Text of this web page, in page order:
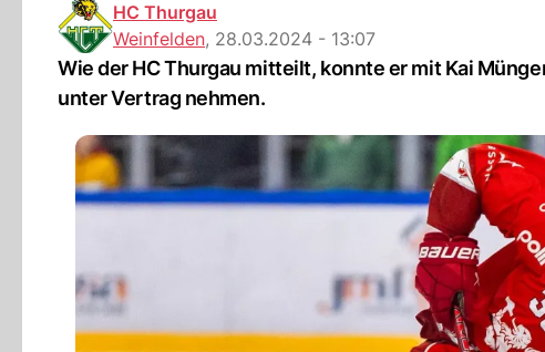
HC Thurgau
Weinfelden, 28.03.2024 - 13:07
Wie der HC Thurgau mitteilt, konnte er mit Kai
unter Vertrag nehmen.